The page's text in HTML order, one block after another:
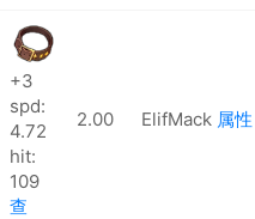
+3
spd:
4.72
hit:
109
查
2.00 ElifMack 属性